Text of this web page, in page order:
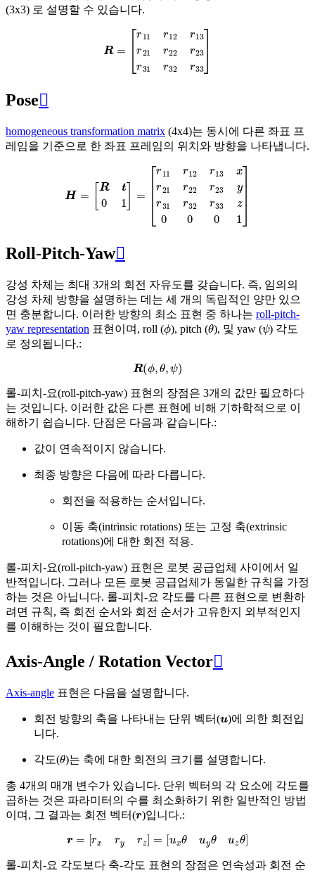
(3x3) 로 설명할 수 있습니다.
13r 22 r31r
Pose
homogeneous transformation matrix (4x4)는 동시에 다른 좌표 프
레임을 기준으로 한 좌표 프레임의 위치와 방향을 나타냅니다.
21r 23 31 r33
Roll-Pitch-Yaw
강성 차체는 최대 3개의 회전 자유도를 갖습니다. 즉, 임의의
강성 차체 방향을 설명하는 데는 세 개의 독립적인 양만 있으
면 충분합니다. 이러한 방향의 최소 표현 중 하나는 roll-pitch-
yaw representation 표현이며, roll (ϕ), pitch (θ), 및 yaw (ψ) 각도
로 정의됩니다.:
R( ϕ θ, ψ)
롤-피치-요(roll-pitch-yaw) 표현의 장점은 3개의 값만 필요하다
는 것입니다. 이러한 값은 다른 표현에 비해 기하학적으로 이
해하기 쉽습니다. 단점은 다음과 같습니다.:
값이 연속적이지 않습니다.
최종 방향은 다음에 따라 다릅니다.
회전을 적용하는 순서입니다.
이동 축(intrinsic rotations) 또는 고정 축(extrinsic
rotations)에 대한 회전 적용.
롤-피치-요(roll-pitch-yaw) 표현은 로봇 공급업체 사이에서 일
반적입니다. 그러나 모든 로봇 공급업체가 동일한 규칙을 가정
하는 것은 아닙니다. 롤-피치-요 각도를 다른 표현으로 변환하
려면 규칙, 즉 회전 순서와 회전 순서가 고유한지 외부적인지
를 이해하는 것이 필요합니다.
Axis-Angle / Rotation Vector
Axis-angle 표현은 다음을 설명합니다.
회전 방향의 축을 나타내는 단위 벡터(
)에 의한 회전입
니다.
각도(θ)는 축에 대한 회전의 크기를 설명합니다.
총 4개의 매개 변수가 있습니다. 단위 벡터의 각 요소에 각도를
곱하는 것은 파라미터의 수를 최소화하기 위한 일반적인 방법
이며, 그 결과는 회전 벡터( r)입니다.:
rx rz ]= xθ uy uz θ]
롤-피치-요 각도보다 축-각도 표현의 장점은 연속성과 회전 순